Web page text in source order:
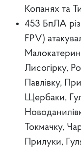
Копанях та
453 БпЛА
FPV)
Лисогірку,
Павлівку,
Щербаки,
Токмачку,
Прилуки,